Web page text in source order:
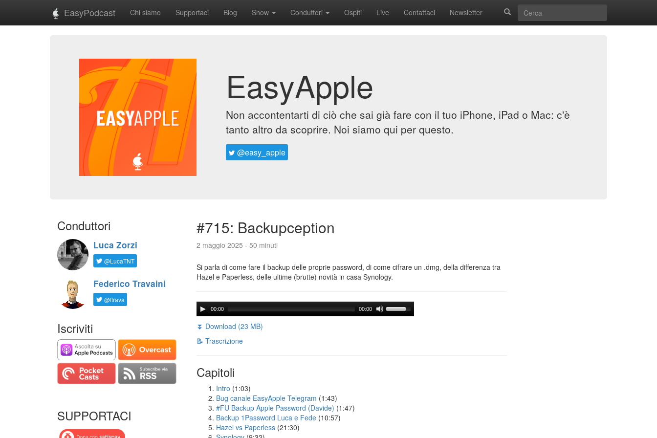
EasyPodcast Chi siamo Supportaci Blog Show Conduttori Ospiti Live Contattaci Newsletter
EasyApple
Non accontentarti di ciò che sai già fare con il tuo iPhone, iPad o Mac: c'è
tanto altro da scoprire. Noi siamo qui per questo.
@easy_apple
Conduttori
Luca Zorzi
@LucaTNT
Federico Travaini
@ftrava
Iscriviti
SUPPORTACI
#715: Backupception
2 maggio 2025 - 50 minuti
Si parla di come fare il backup delle proprie password, di come cifrare un .dmg, della differenza tra
Hazel e Paperless, delle ultime (brutte) novità in casa Synology.
00:00 00:00
⏬ Download (23 MB)
📝 Trascrizione
Capitoli
Intro (1:03)
Bug canale EasyApple Telegram (1:43)
#FU Backup Apple Password (Davide) (1:47)
Backup 1Password Luca e Fede (10:57)
Hazel vs Paperless (21:30)